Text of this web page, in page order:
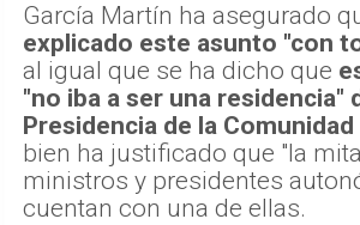
García Martín ha asegurado
explicado este asunto "con
al igual que se ha dicho que
"no iba a ser una residencia"
Presidencia de la
bien ha justificado que "la
ministros y presidentes
cuentan con una de ellas.